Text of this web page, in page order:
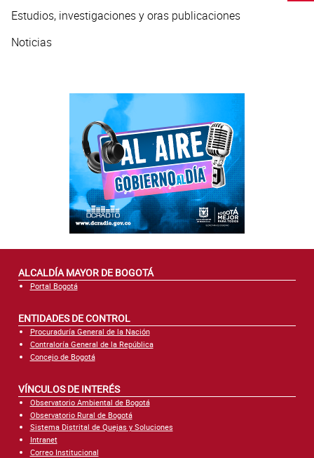
Estudios, investigaciones y oras publicaciones
Noticias
ALCALDÍA MAYOR DE BOGOTÁ
Portal Bogotá
ENTIDADES DE CONTROL
Procuraduría General de la Nación
Contraloría General de la República
Concejo de Bogotá
VÍNCULOS DE INTERÉS
Observatorio Ambiental de Bogotá
Observatorio Rural de Bogotá
Sistema Distrital de Quejas y Soluciones
Intranet
Correo Institucional